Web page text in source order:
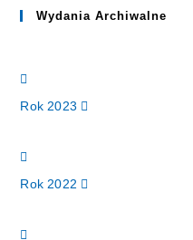
Wydania Archiwalne
Rok 2023
Rok 2022